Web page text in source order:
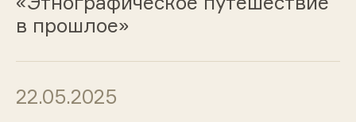
в прошлое»
22.05.2025